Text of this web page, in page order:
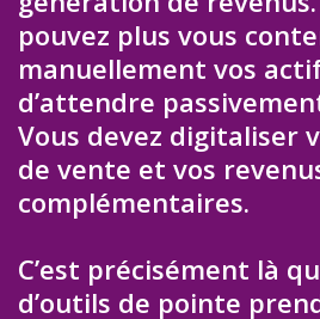
pouvez plus vous
manuellement vos
d’attendre
Vous devez digitaliser
de vente et vos
complémentaires.
C’est précisément là
d’outils de pointe